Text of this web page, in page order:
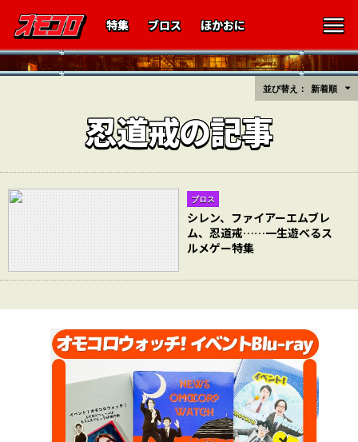
特集 ブロス ほかおに
忍道戒の記事
並び替え： 新着順
ブロス
シレン、ファイアーエムブレ
ム、忍道戒……一生遊べるス
ルメゲー特集